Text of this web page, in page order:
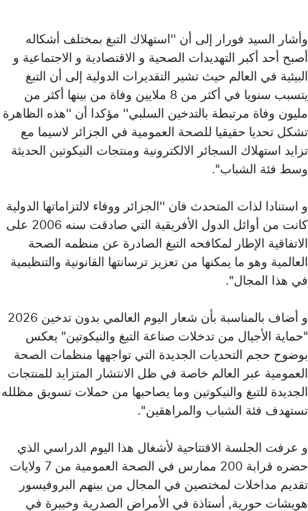
وأشار السيد فورار إلى أن ''استهلاك التبغ بمختلف أشكاله
أصبح أحد أكبر التهديدات الصحية و الاقتصادية و الاجتماعية و
البيئية في العالم حيث تشير التقديرات الدولية إلى أن التبغ
يتسبب سنويا في أكثر من 8 ملايين وفاة من بينها أكثر من
مليون وفاة مرتبطة بالتدخين السلبي'' مؤكدا أن ''هذه الظاهرة
تشكل تحديا حقيقيا للصحة العمومية في الجزائر لاسيما مع
تزايد استهلاك السجائر الالكترونية ومنتجات النيكوتين الحديثة
وسط فئة الشباب''.
و استنادا لذات المتحدث فان ''الجزائر ووفاء لالتزاماتها الدولية
كانت من أوائل الدول الأفريقية التي صادقت سنه 2006 على
الاتفاقية الإطار لمكافحه التبغ الصادرة عن منظمه الصحة
العالمية وهو ما يمكنها من تعزيز ترسانتها القانونية والتنظيمية
في هذا المجال''.
و أضاف بالمناسبة بأن شعار اليوم العالمي بدون تدخين 2026
"حماية الأجيال من تدخلات صناعة التبغ والنيكوتين" يعكس
بوضوح حجم التحديات الجديدة التي تواجهها منظمات الصحة
العمومية عبر العالم خاصة في ظل الانتشار المتزايد للمنتجات
الجديدة للتبغ والنيكوتين وما يصاحبها من حملات تسويق مظلله
تستهدف فئة الشباب والمراهقين''.
و عرفت الجلسة الافتتاحية لأشغال هذا اليوم الدراسي الذي
حضره قرابة 200 ممارس في الصحة العمومية من 7 ولايات
تقديم مداخلات لمختصين في المجال من بينهم البروفيسور
هويشات حورية, أستاذة في الأمراض الصدرية وخبيرة في